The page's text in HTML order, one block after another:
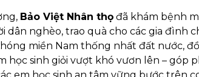
Bảo Việt Nhân thọ đã khám bệnh
dân nghèo, trao quà cho các gia đình
miền Nam thống nhất đất nước,
học sinh giỏi vượt khó vươn lên – góp